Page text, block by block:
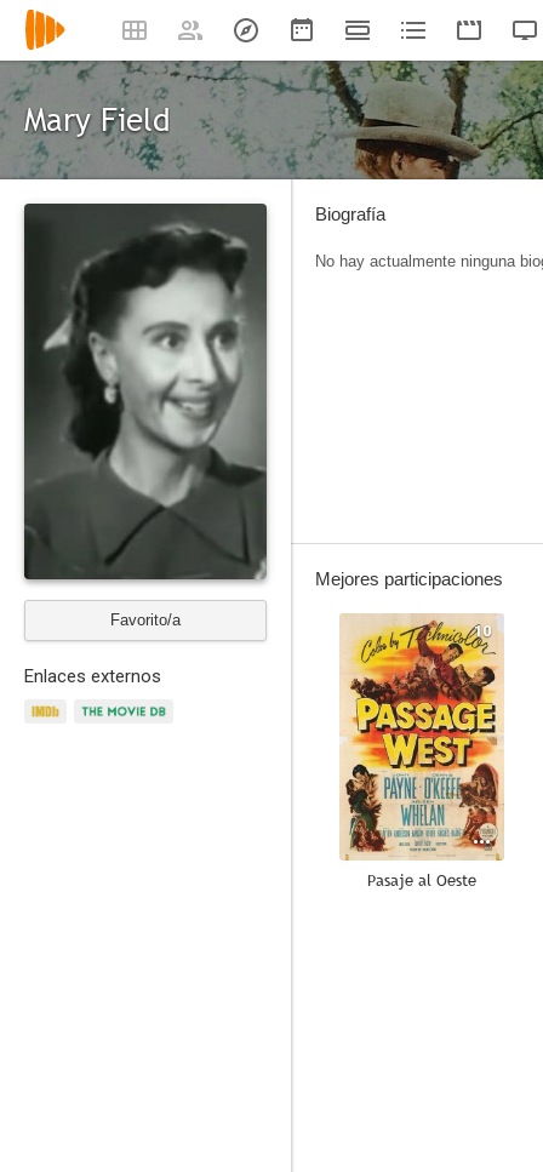
Mary Field
Favorito/a
Enlaces externos
Biografía
No hay actualmente ninguna
Mejores participaciones
10
Pasaje al Oeste